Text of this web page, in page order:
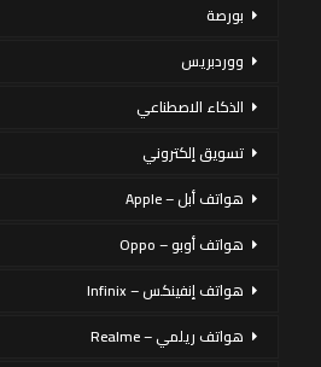
بورصة
ووردبريس
الذكاء الاصطناعي
تسويق إلكتروني
هواتف أبل – Apple
هواتف أوبو – Oppo
هواتف إنفينكس – Infinix
هواتف ريلمي – Realme